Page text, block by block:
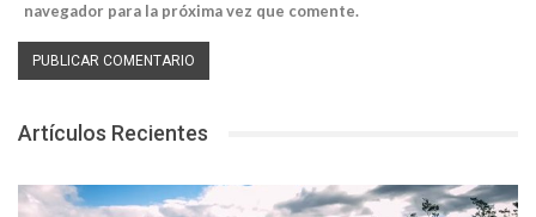
navegador para la próxima vez que comente.
Artículos Recientes